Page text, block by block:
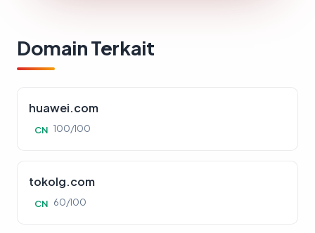
Domain Terkait
huawei.com
CN 100/100
tokolg.com
CN 60/100